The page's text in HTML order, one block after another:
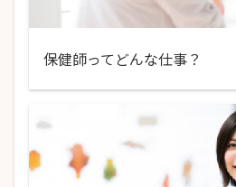
保健師ってどんな仕事？